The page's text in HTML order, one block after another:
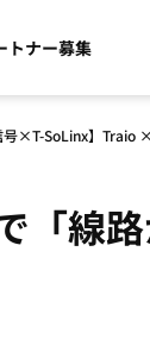
トナー募集
号×T-SoLinx】Traio
「線